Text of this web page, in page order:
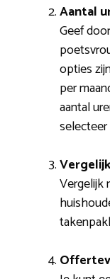
Aantal
Geef
opties
per
aantal
Vergelijk